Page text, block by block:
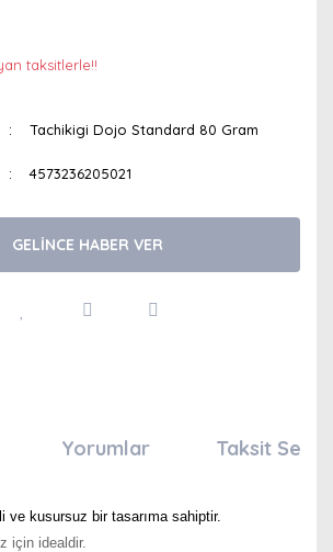
taksitlerle!!
Tachikigi Dojo Standard 80 Gram
4573236205021
GELİNCE HABER VER
Yorumlar Taksit
ve kusursuz bir tasarıma sahiptir.
için idealdir.